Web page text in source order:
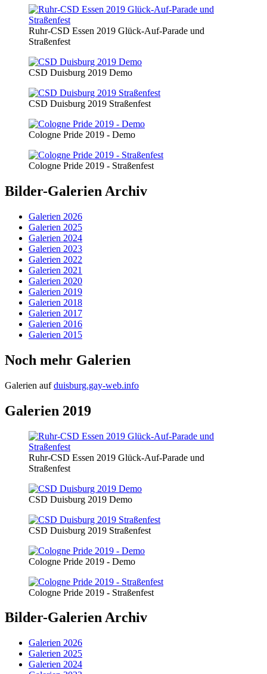
Ruhr-CSD Essen 2019 Glück-Auf-Parade und
Straßenfest
CSD Duisburg 2019 Demo
CSD Duisburg 2019 Straßenfest
Cologne Pride 2019 - Demo
Cologne Pride 2019 - Straßenfest
Bilder-Galerien Archiv
Galerien 2026
Galerien 2025
Galerien 2024
Galerien 2023
Galerien 2022
Galerien 2021
Galerien 2020
Galerien 2019
Galerien 2018
Galerien 2017
Galerien 2016
Galerien 2015
Noch mehr Galerien
Galerien aufduisburg.gay-web.info
Galerien 2019
Ruhr-CSD Essen 2019 Glück-Auf-Parade und
Straßenfest
CSD Duisburg 2019 Demo
CSD Duisburg 2019 Straßenfest
Cologne Pride 2019 - Demo
Cologne Pride 2019 - Straßenfest
Bilder-Galerien Archiv
Galerien 2026
Galerien 2025
Galerien 2024